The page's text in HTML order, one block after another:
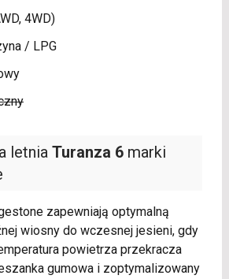
letnia Turanza 6marki
zapewniają optymalną
wiosny do wczesnej jesieni, gdy
powietrza przekracza
gumowa i zoptymalizowany
4WD)
/ LPG